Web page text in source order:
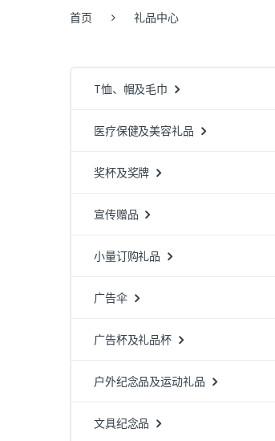
首页 礼品中心
T恤、帽及毛巾
医疗保健及美容礼品
奖杯及奖牌
宣传赠品
小量订购礼品
广告伞
广告杯及礼品杯
户外纪念品及运动礼品
文具纪念品